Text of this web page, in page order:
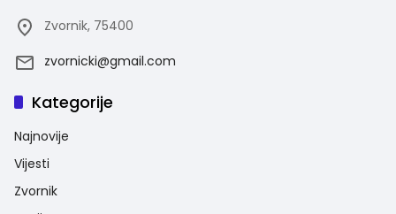
Zvornik, 75400
zvornicki@gmail.com
Kategorije
Najnovije
Vijesti
Zvornik